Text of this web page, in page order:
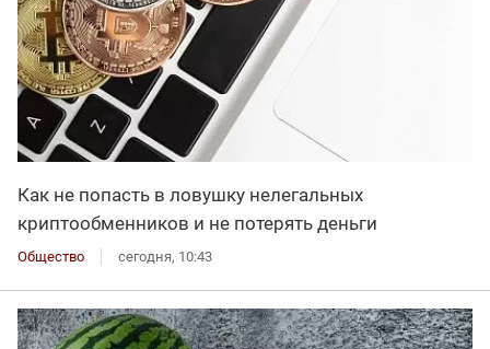
Как не попасть в ловушку нелегальных
криптообменников и не потерять деньги
Общество сегодня, 10:43